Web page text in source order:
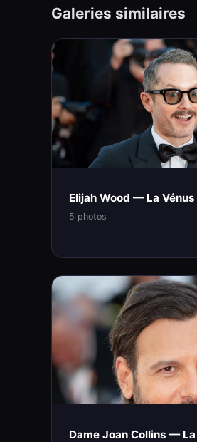
Galeries similaires
Elijah Wood — La
5 photos
Dame Joan Collins —